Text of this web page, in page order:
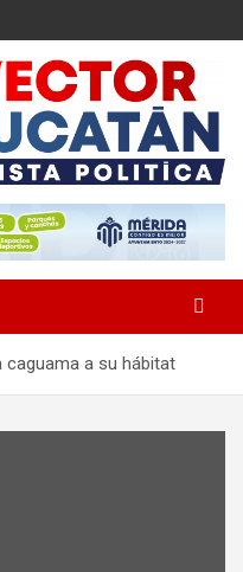
caguama a su hábitat